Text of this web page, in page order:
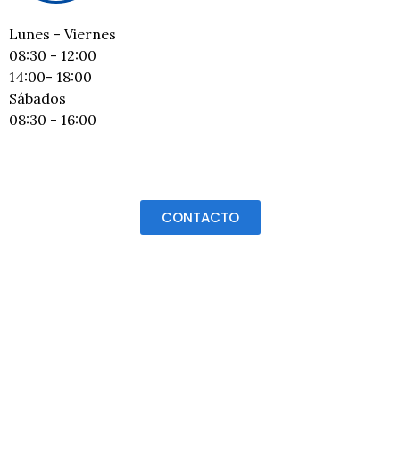
Lunes - Viernes
08:30 - 12:00
14:00- 18:00
Sábados
08:30 - 16:00
CONTACTO